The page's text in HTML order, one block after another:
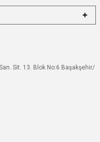
Sit. 13. Blok No:6 Başakşehir/